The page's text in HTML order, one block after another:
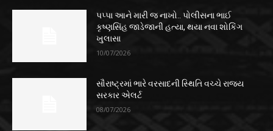
પપ્પા આને મારી જ નાખો.. પોલીસના ભાઈ
કૃષ્ણસિંહ જાડેજાની હત્યા, થયા નવા શોકિંગ
ખુલાસા
10/07/2026
સૌરાષ્ટ્રમાં ભારે વરસાદની સ્થિતિ વચ્ચે રાજ્ય
સરકાર એલર્ટ
08/07/2026